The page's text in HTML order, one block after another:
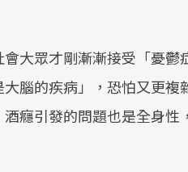
大眾才剛漸漸接受「憂鬱
腦的疾病」，恐怕又更複
癮引發的問題也是全身性